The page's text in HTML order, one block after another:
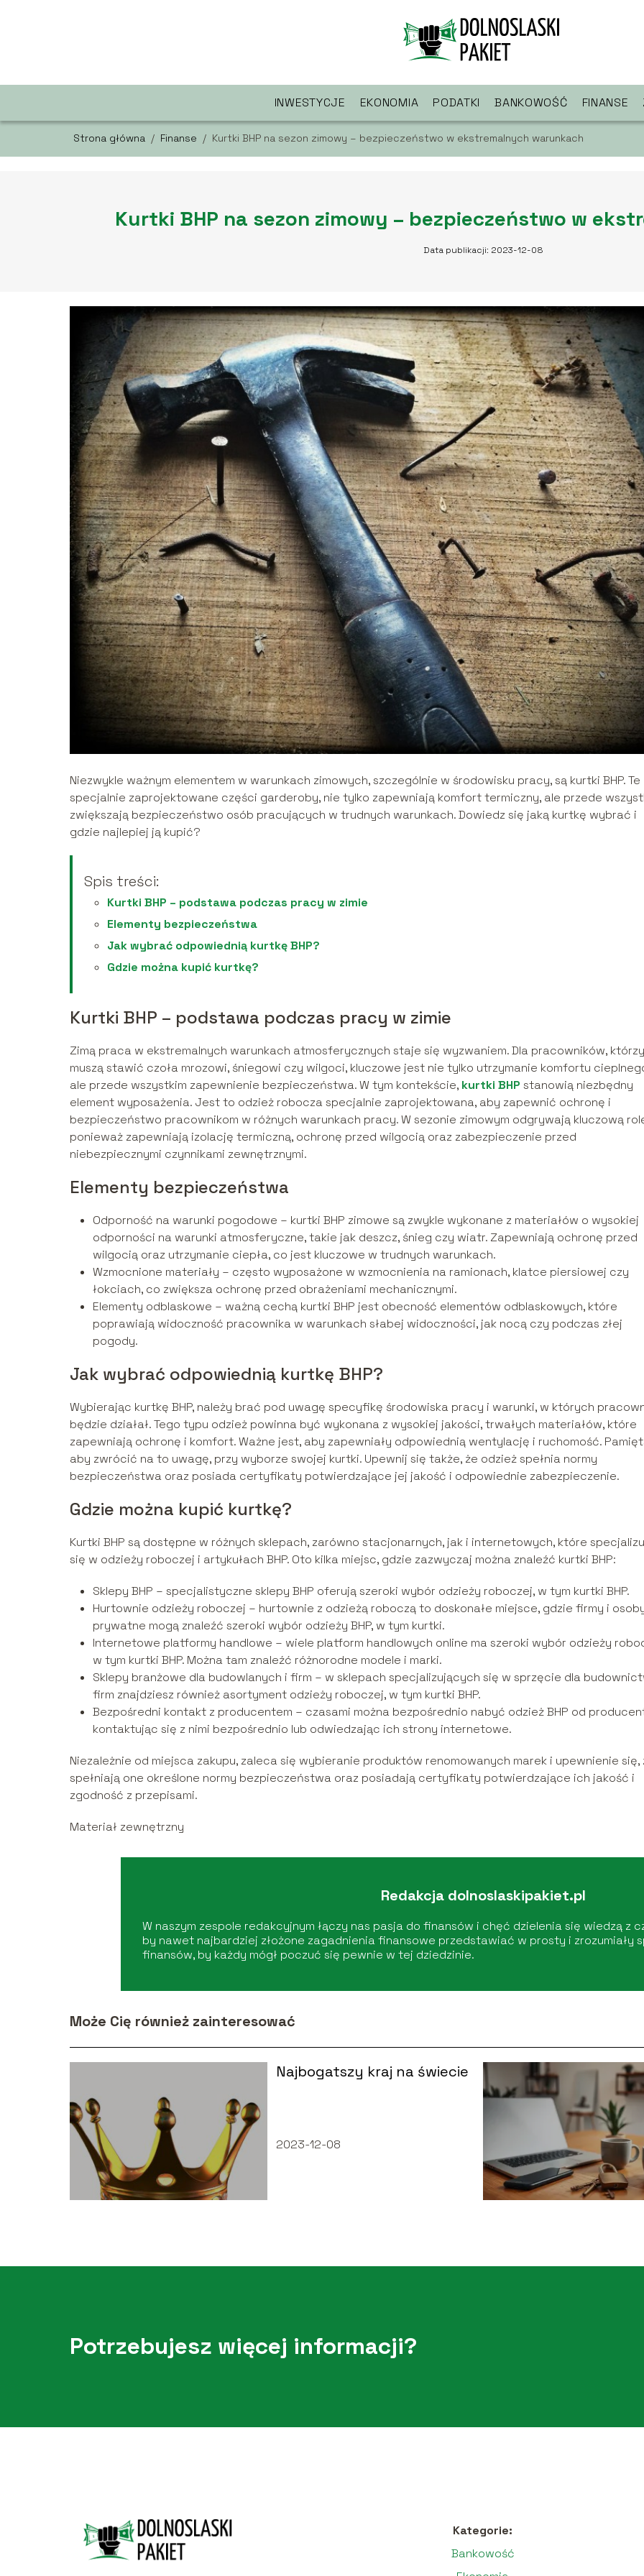
INWESTYCJE EKONOMIA PODATKI BANKOWOŚĆ FINANSE
Strona główna / Finanse / Kurtki BHP na sezon zimowy – bezpieczeństwo w ekstremalnych warunkach
Kurtki BHP na sezon zimowy – bezpieczeństwo w
Data publikacji: 2023-12-08
Niezwykle ważnym elementem w warunkach zimowych, szczególnie w środowisku pracy, są kurtki BHP. Te
specjalnie zaprojektowane części garderoby, nie tylko zapewniają komfort termiczny, ale przede
zwiększają bezpieczeństwo osób pracujących w trudnych warunkach. Dowiedz się jaką kurtkę wybrać i
gdzie najlepiej ją kupić?
Spis treści:
Kurtki BHP – podstawa podczas pracy w zimie
Elementy bezpieczeństwa
Jak wybrać odpowiednią kurtkę BHP?
Gdzie można kupić kurtkę?
Kurtki BHP – podstawa podczas pracy w zimie
Zimą praca w ekstremalnych warunkach atmosferycznych staje się wyzwaniem. Dla pracowników, którzy
muszą stawić czoła mrozowi, śniegowi czy wilgoci, kluczowe jest nie tylko utrzymanie komfortu
ale przede wszystkim zapewnienie bezpieczeństwa. W tym kontekście, kurtki BHP stanowią niezbędny
element wyposażenia. Jest to odzież robocza specjalnie zaprojektowana, aby zapewnić ochronę i
bezpieczeństwo pracownikom w różnych warunkach pracy. W sezonie zimowym odgrywają kluczową
ponieważ zapewniają izolację termiczną, ochronę przed wilgocią oraz zabezpieczenie przed
niebezpiecznymi czynnikami zewnętrznymi.
Elementy bezpieczeństwa
Odporność na warunki pogodowe – kurtki BHP zimowe są zwykle wykonane z materiałów o wysokiej
odporności na warunki atmosferyczne, takie jak deszcz, śnieg czy wiatr. Zapewniają ochronę przed
wilgocią oraz utrzymanie ciepła, co jest kluczowe w trudnych warunkach.
Wzmocnione materiały – często wyposażone w wzmocnienia na ramionach, klatce piersiowej czy
łokciach, co zwiększa ochronę przed obrażeniami mechanicznymi.
Elementy odblaskowe – ważną cechą kurtki BHP jest obecność elementów odblaskowych, które
poprawiają widoczność pracownika w warunkach słabej widoczności, jak nocą czy podczas złej
pogody.
Jak wybrać odpowiednią kurtkę BHP?
Wybierając kurtkę BHP, należy brać pod uwagę specyfikę środowiska pracy i warunki, w których
będzie działał. Tego typu odzież powinna być wykonana z wysokiej jakości, trwałych materiałów, które
zapewniają ochronę i komfort. Ważne jest, aby zapewniały odpowiednią wentylację i ruchomość.
aby zwrócić na to uwagę, przy wyborze swojej kurtki. Upewnij się także, że odzież spełnia normy
bezpieczeństwa oraz posiada certyfikaty potwierdzające jej jakość i odpowiednie zabezpieczenie.
Gdzie można kupić kurtkę?
Kurtki BHP są dostępne w różnych sklepach, zarówno stacjonarnych, jak i internetowych, które
się w odzieży roboczej i artykułach BHP. Oto kilka miejsc, gdzie zazwyczaj można znaleźć kurtki BHP:
Sklepy BHP – specjalistyczne sklepy BHP oferują szeroki wybór odzieży roboczej, w tym kurtki BHP.
Hurtownie odzieży roboczej – hurtownie z odzieżą roboczą to doskonałe miejsce, gdzie firmy i
prywatne mogą znaleźć szeroki wybór odzieży BHP, w tym kurtki.
Internetowe platformy handlowe – wiele platform handlowych online ma szeroki wybór odzieży
w tym kurtki BHP. Można tam znaleźć różnorodne modele i marki.
Sklepy branżowe dla budowlanych i firm – w sklepach specjalizujących się w sprzęcie dla
firm znajdziesz również asortyment odzieży roboczej, w tym kurtki BHP.
Bezpośredni kontakt z producentem – czasami można bezpośrednio nabyć odzież BHP od
kontaktując się z nimi bezpośrednio lub odwiedzając ich strony internetowe.
Niezależnie od miejsca zakupu, zaleca się wybieranie produktów renomowanych marek i upewnienie się,
spełniają one określone normy bezpieczeństwa oraz posiadają certyfikaty potwierdzające ich jakość i
zgodność z przepisami.
Materiał zewnętrzny
Redakcja dolnoslaskipakiet.pl
W naszym zespole redakcyjnym łączy nas pasja do finansów i chęć dzielenia się wiedzą z
by nawet najbardziej złożone zagadnienia finansowe przedstawiać w prosty i zrozumiały
finansów, by każdy mógł poczuć się pewnie w tej dziedzinie.
Może Cię również zainteresować
Najbogatszy kraj na świecie
2023-12-08
Potrzebujesz więcej informacji?
Kategorie:
Bankowość